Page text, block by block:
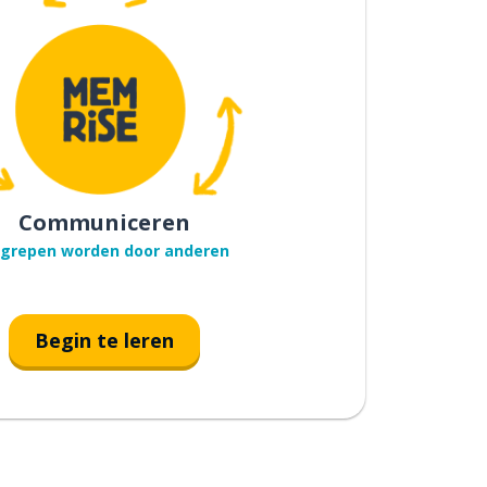
Communiceren
worden door anderen
Begin te leren